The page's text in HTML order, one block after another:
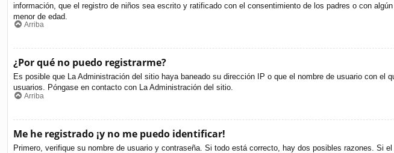
información, que el registro de niños sea escrito y ratificado con el consentimiento de los padres o con
menor de edad.
Arriba
¿Por qué no puedo registrarme?
Es posible que La Administración del sitio haya baneado su dirección IP o que el nombre de usuario con
usuarios. Póngase en contacto con La Administración del sitio.
Arriba
Me he registrado ¡y no me puedo identificar!
Primero, verifique su nombre de usuario y contraseña. Si todo está correcto, hay dos posibles razones.